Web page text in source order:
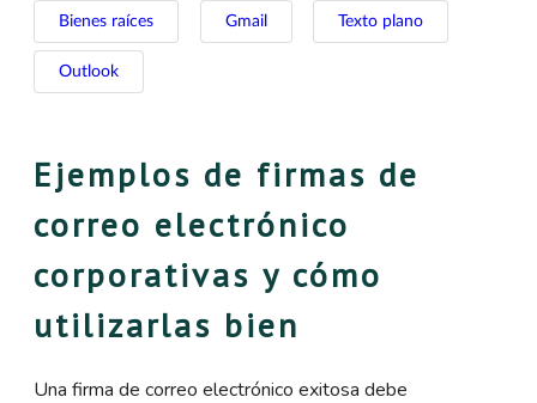
Bienes raíces Gmail Texto plano
Outlook
Ejemplos de firmas de
correo electrónico
corporativas y cómo
utilizarlas bien
Una firma de correo electrónico exitosa debe